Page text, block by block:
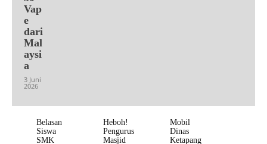
Vap
e
dari
Mal
aysi
a
3 Juni
2026
Belasan
Siswa
SMK
Heboh!
Pengurus
Masjid
Mobil
Dinas
Ketapang